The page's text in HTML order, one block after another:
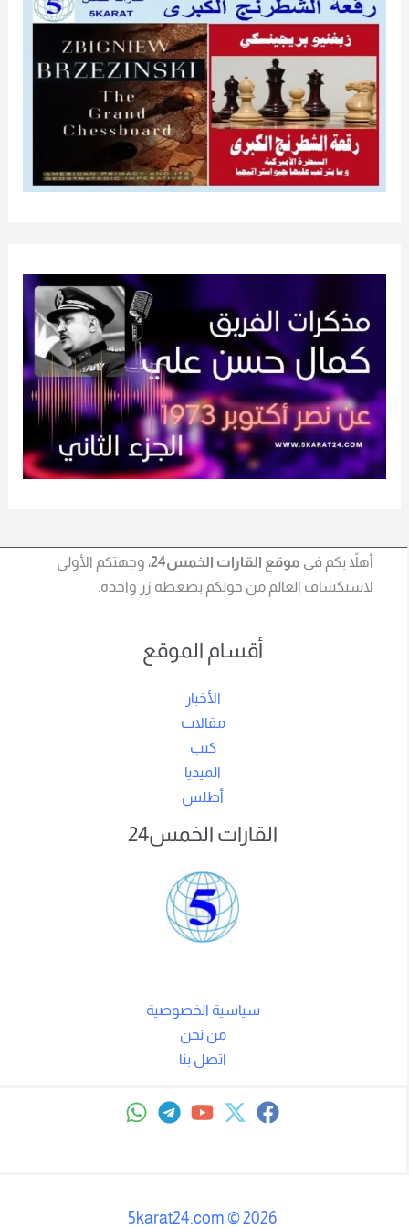
أهلاً بكم في موقع القارات الخمس24
، وجهتكم الأولى
لاستكشاف العالم من حولكم بضغطة زر واحدة.
أقسام الموقع
الأخبار
مقالات
كتب
الميديا
أطلس
القارات الخمس24
سياسية الخصوصية
من نحن
اتصل بنا
©
5karat24.com